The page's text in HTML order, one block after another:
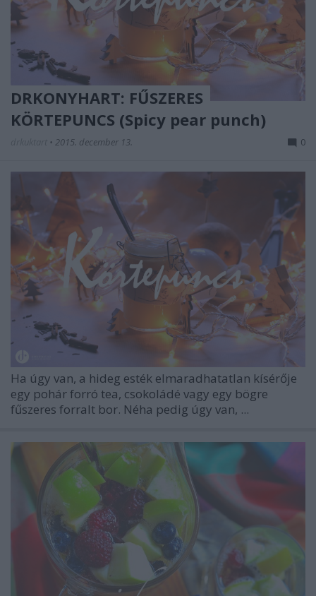
DRKONYHART: FŰSZERES
KÖRTEPUNCS (Spicy pear punch)
• 2015. december 13. 0
Ha úgy van, a hideg esték elmaradhatatlan kísérője
egy pohár forró tea, csokoládé vagy egy bögre
fűszeres forralt bor. Néha pedig úgy van, ...